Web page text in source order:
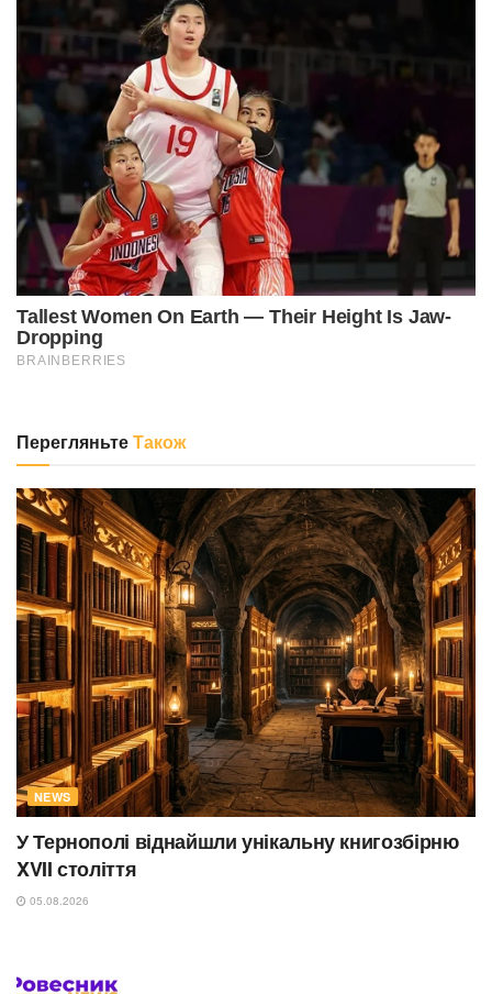
ПерегляньтеТакож
NEWS
У Тернополі віднайшли унікальну книгозбірню
XVII століття
05.08.2026